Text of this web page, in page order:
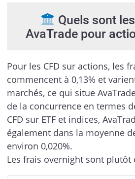
Quels sont
AvaTrade pour
Pour les CFD sur actions, les
commencent à 0,13% et
marchés, ce qui situe
de la concurrence en termes
CFD sur ETF et indices,
également dans la moyenne
environ 0,020%.
Les frais overnight sont plutôt